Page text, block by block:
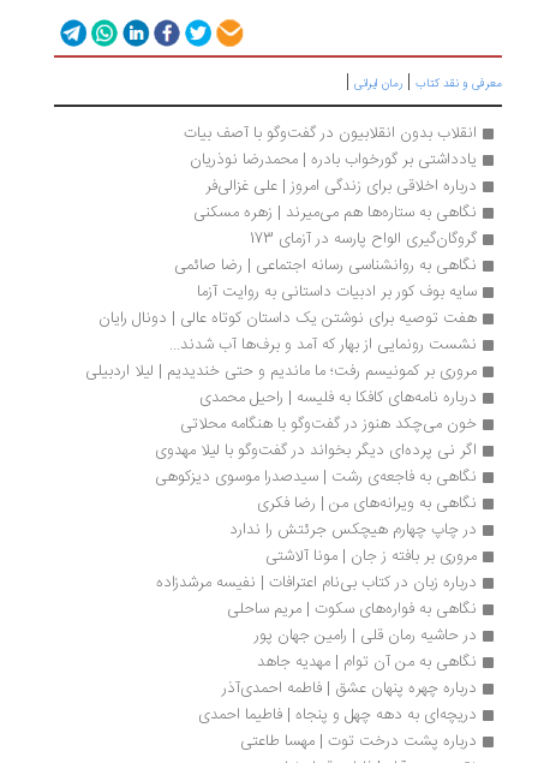
و نقد کتاب|رمان ایرانی|
انقلاب بدون انقلابیون در گفت‌وگو با آصف بیات
یادداشتی بر گورخواب بادره | محمدرضا نوذریان
درباره اخلاقی برای زندگی امروز | علی غزالی‌فر
نگاهی به ستاره‌ها هم می‌میرند | زهره مسکنی
گروگان‌گیری الواح پارسه در آزمای 173
نگاهی به روانشناسی رسانه اجتماعی | رضا صائمی
سایه بوف کور بر ادبیات داستانی به روایت آزما
هفت توصیه برای نوشتن یک داستان کوتاه عالی | دونال رایان
نشست رونمایی از بهار که آمد و برف‌ها آب شدند...
مروری بر کمونیسم رفت؛ ما ماندیم و حتی خندیدیم | لیلا اردبیلی
درباره نامه‌های کافکا به فلیسه | راحیل محمدی
خون می‌چکد هنوز در گفت‌وگو با هنگامه محلاتی
اگر نی پرده‌ای دیگر بخواند در گفت‌وگو با لیلا مهدوی
نگاهی به فاجعه‌ی رشت | سیدصدرا موسوی دیزکوهی
نگاهی به ویرانه‌های من | رضا فکری
در چاپ چهارم هیچکس جرئتش را ندارد
مروری بر بافته ز جان | مونا آلاشتی
درباره زبان در کتاب بی‌نام اعترافات | نفیسه مرشدزاده
نگاهی به فواره‌های سکوت | مریم ساحلی
در حاشیه رمان قلی | رامین جهان پور
نگاهی به من آن توام | مهدیه جاهد
درباره چهره­ پنهان عشق | فاطمه احمدی‌آذر
دریچه‌ای به دهه چهل و پنجاه | فاطیما احمدی
درباره پشت درخت توت | مهسا طاعتی